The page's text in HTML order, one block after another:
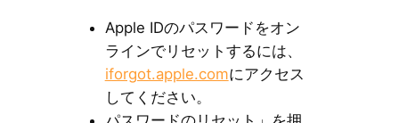
Apple IDのパスワードをオン
ラインでリセットするには、
iforgot.apple.comにアクセス
してください。